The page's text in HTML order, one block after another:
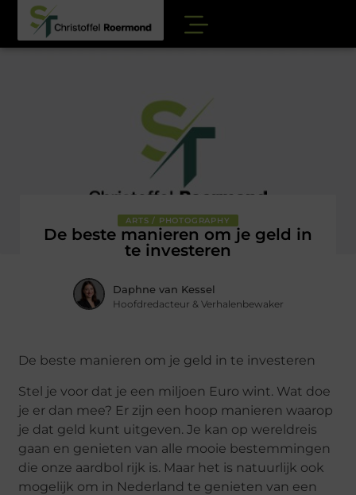
ARTS / PHOTOGRAPHY
De beste manieren om je geld in
te investeren
Daphne van Kessel
Hoofdredacteur & Verhalenbewaker
De beste manieren om je geld in te investeren
Stel je voor dat je een miljoen Euro wint. Wat doe
je er dan mee? Er zijn een hoop manieren waarop
je dat geld kunt uitgeven. Je kan op wereldreis
gaan en genieten van alle mooie bestemmingen
die onze aardbol rijk is. Maar het is natuurlijk ook
mogelijk om in Nederland te genieten van een